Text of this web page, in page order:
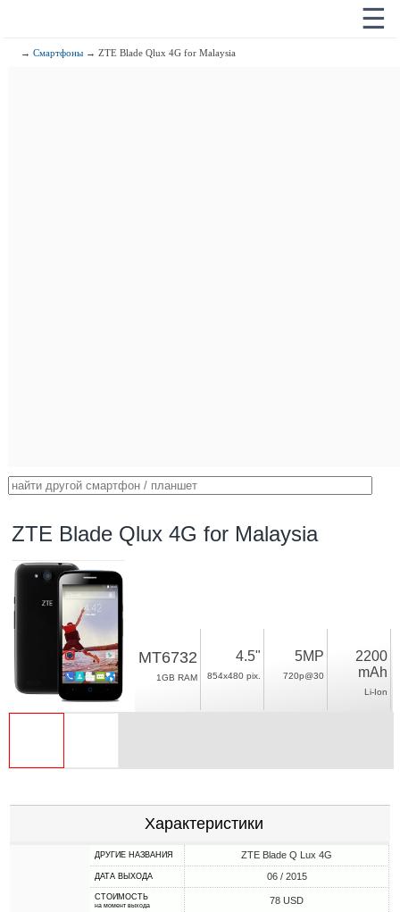
☰
→Смартфоны → ZTE Blade Qlux 4G for Malaysia
ZTE Blade Qlux 4G for Malaysia
MT6732
1GB RAM
4.5"
854x480 pix.
5MP
720p@30
2200
mAh
Li-Ion
Характеристики
ДРУГИЕ НАЗВАНИЯ ZTE Blade Q Lux 4G
ДАТА ВЫХОДА 06 / 2015
СТОИМОСТЬ
на момент выхода 78 USD